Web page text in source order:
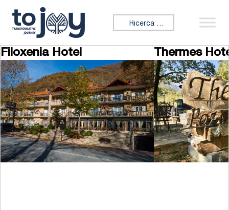
Vai al contenuto
Cercare:
Filoxenia Hotel Thermes